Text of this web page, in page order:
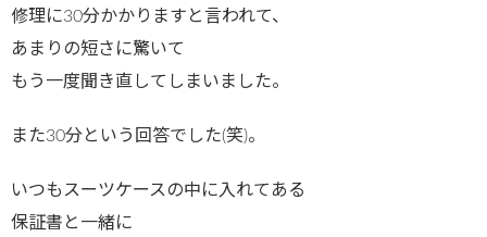
修理に30分かかりますと言われて、
あまりの短さに驚いて
もう一度聞き直してしまいました。
また30分という回答でした(笑)。
いつもスーツケースの中に入れてある
保証書と一緒に